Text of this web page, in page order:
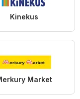
Kinekus
Market